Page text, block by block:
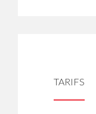
TARIFS